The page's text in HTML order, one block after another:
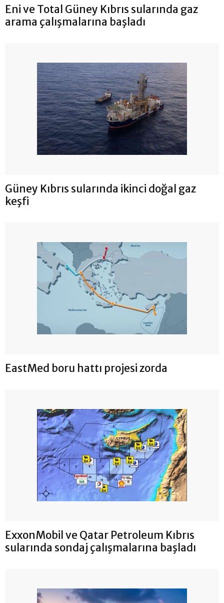
Eni ve Total Güney Kıbrıs sularında gaz
arama çalışmalarına başladı
Güney Kıbrıs sularında ikinci doğal gaz
keşfi
EastMed boru hattı projesi zorda
ExxonMobil ve Qatar Petroleum Kıbrıs
sularında sondaj çalışmalarına başladı